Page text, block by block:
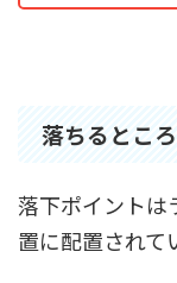
落ちるとこ
落下ポイントは
置に配置されて